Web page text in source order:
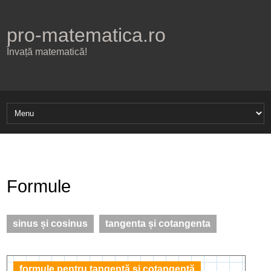
pro-matematica.ro
Învață matematică!
Formule
sinus și cosinus tangenta și cotangenta